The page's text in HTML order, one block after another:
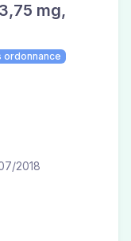
mg,
ordonnance
2018